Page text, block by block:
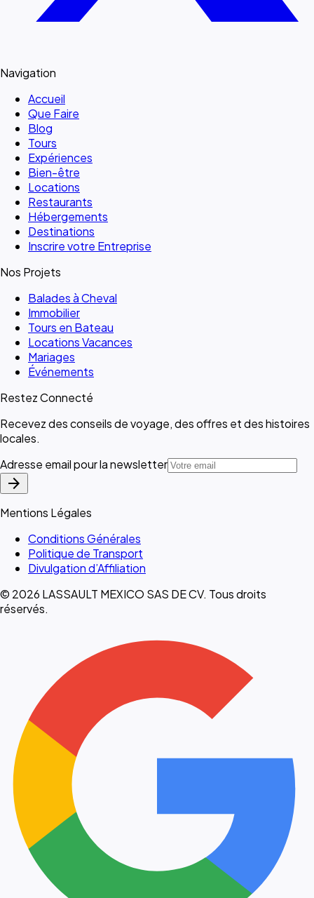
Navigation
Accueil
Que Faire
Blog
Tours
Expériences
Bien-être
Locations
Restaurants
Hébergements
Destinations
Inscrire votre Entreprise
Nos Projets
Balades à Cheval
Immobilier
Tours en Bateau
Locations Vacances
Mariages
Événements
Restez Connecté
Recevez des conseils de voyage, des offres et des histoires
locales.
Adresse email pour la newsletter
arrow_forward
Mentions Légales
Conditions Générales
Politique de Transport
Divulgation d’Affiliation
© 2026 LASSAULT MEXICO SAS DE CV. Tous droits
réservés.